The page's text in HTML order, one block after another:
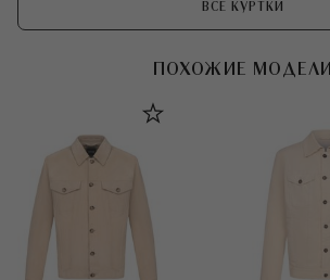
ВСЕ КУРТКИ
ПОХОЖИЕ МОДЕЛИ